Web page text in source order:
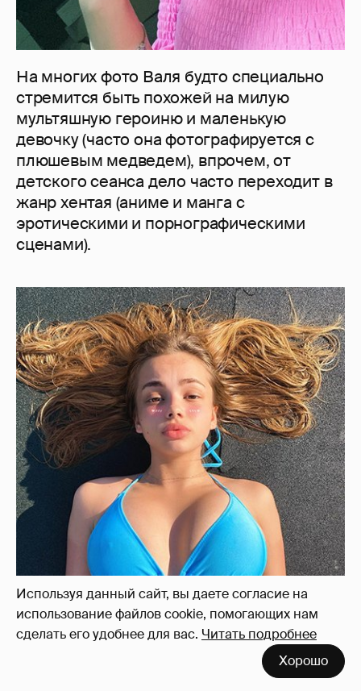
Используя данный сайт, вы даете согласие на
использование файлов cookie, помогающих нам
сделать его удобнее для вас. Читать подробнее
Хорошо
На многих фото Валя будто специально
стремится быть похожей на милую
мультяшную героиню и маленькую
девочку (часто она фотографируется с
плюшевым медведем), впрочем, от
детского сеанса дело часто переходит в
жанр хентая (аниме и манга с
эротическими и порнографическими
сценами).